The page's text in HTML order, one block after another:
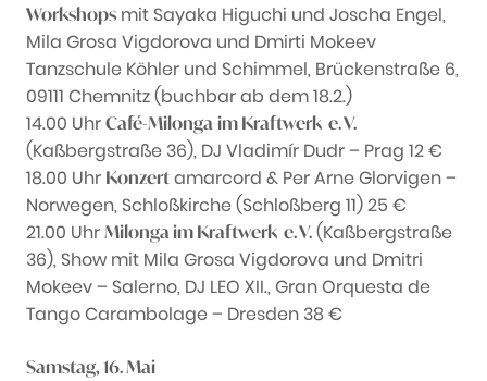
Workshops mit Sayaka Higuchi und Joscha Engel,
Mila Grosa Vigdorova und Dmirti Mokeev
Tanzschule Köhler und Schimmel, Brückenstraße 6,
09111 Chemnitz (buchbar ab dem 18.2.)
14.00 Uhr Café-Milonga im Kraftwerk e. V.
(Kaßbergstraße 36), DJ Vladimír Dudr – Prag 12 €
18.00 Uhr Konzert amarcord & Per Arne Glorvigen –
Norwegen, Schloßkirche (Schloßberg 11) 25 €
21.00 Uhr Milonga im Kraftwerk e. V. (Kaßbergstraße
36), Show mit Mila Grosa Vigdorova und Dmitri
Mokeev – Salerno, DJ LEO XII., Gran Orquesta de
Tango Carambolage – Dresden 38 €
Samstag, 16. Mai